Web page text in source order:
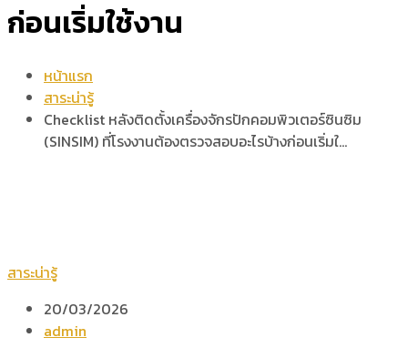
ก่อนเริ่มใช้งาน
หน้าแรก
สาระน่ารู้
Checklist หลังติดตั้งเครื่องจักรปักคอมพิวเตอร์ซินซิม
(SINSIM) ที่โรงงานต้องตรวจสอบอะไรบ้างก่อนเริ่มใ…
สาระน่ารู้
20/03/2026
admin